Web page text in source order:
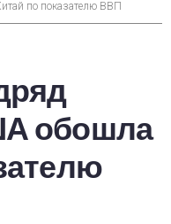
по показателю ВВП
обошла